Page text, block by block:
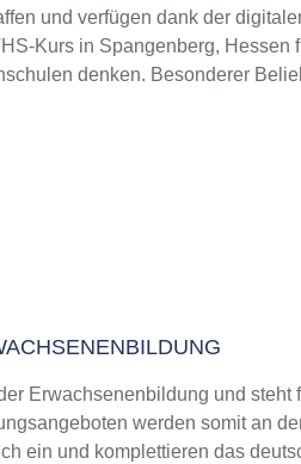
und verfügen dank der
Kurs in Spangenberg,
denken. Besonderer
Erwachsenenbildung und
werden somit an
ein und komplettieren das